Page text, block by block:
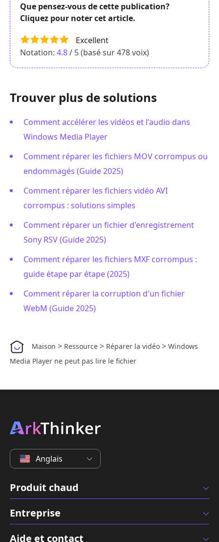
Que pensez-vous de cette publication?
Cliquez pour noter cet article.
Excellent
Notation: 4.8/ 5 (basé sur478voix)
Trouver plus de solutions
Comment accélérer les vidéos et l'audio dans
Windows Media Player
Comment réparer les fichiers MOV corrompus ou
endommagés (Guide 2025)
Comment réparer les fichiers vidéo AVI
corrompus : solutions simples
Comment réparer un fichier d'enregistrement
Sony RSV (Guide 2025)
Comment réparer les fichiers MXF corrompus :
guide étape par étape (2025)
Comment réparer la corruption d'un fichier
WebM (Guide 2025)
Maison > Ressource > Réparer la vidéo > Windows
Media Player ne peut pas lire le fichier
Anglais
Produit chaud
Entreprise
Aide et contact